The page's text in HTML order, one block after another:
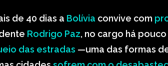
de 40 dias a Bolívia convive com
Rodrigo Paz, no cargo há
das estradas —uma das formas